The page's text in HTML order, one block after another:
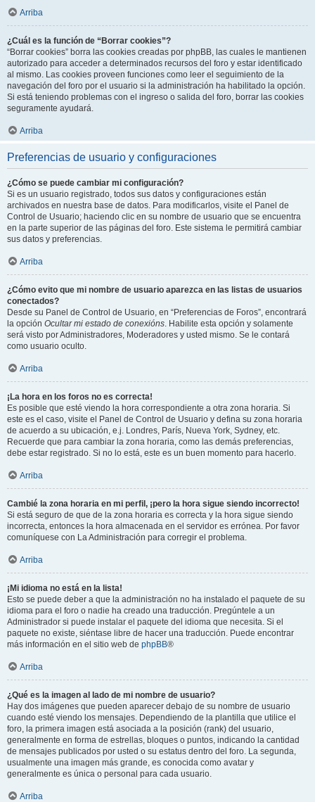
Arriba
¿Cuál es la función de “Borrar cookies”?
“Borrar cookies” borra las cookies creadas por phpBB, las cuales le mantienen
autorizado para acceder a determinados recursos del foro y estar identificado
al mismo. Las cookies proveen funciones como leer el seguimiento de la
navegación del foro por el usuario si la administración ha habilitado la opción.
Si está teniendo problemas con el ingreso o salida del foro, borrar las cookies
seguramente ayudará.
Arriba
Preferencias de usuario y configuraciones
¿Cómo se puede cambiar mi configuración?
Si es un usuario registrado, todos sus datos y configuraciones están
archivados en nuestra base de datos. Para modificarlos, visite el Panel de
Control de Usuario; haciendo clic en su nombre de usuario que se encuentra
en la parte superior de las páginas del foro. Este sistema le permitirá cambiar
sus datos y preferencias.
Arriba
¿Cómo evito que mi nombre de usuario aparezca en las listas de usuarios
conectados?
Desde su Panel de Control de Usuario, en “Preferencias de Foros”, encontrará
la opción Ocultar mi estado de conexións. Habilite esta opción y solamente
será visto por Administradores, Moderadores y usted mismo. Se le contará
como usuario oculto.
Arriba
¡La hora en los foros no es correcta!
Es posible que esté viendo la hora correspondiente a otra zona horaria. Si
este es el caso, visite el Panel de Control de Usuario y defina su zona horaria
de acuerdo a su ubicación, e.j. Londres, París, Nueva York, Sydney, etc.
Recuerde que para cambiar la zona horaria, como las demás preferencias,
debe estar registrado. Si no lo está, este es un buen momento para hacerlo.
Arriba
Cambié la zona horaria en mi perfil, ¡pero la hora sigue siendo incorrecto!
Si está seguro de que de la zona horaria es correcta y la hora sigue siendo
incorrecta, entonces la hora almacenada en el servidor es errónea. Por favor
comuníquese con La Administración para corregir el problema.
Arriba
¡Mi idioma no está en la lista!
Esto se puede deber a que la administración no ha instalado el paquete de su
idioma para el foro o nadie ha creado una traducción. Pregúntele a un
Administrador si puede instalar el paquete del idioma que necesita. Si el
paquete no existe, siéntase libre de hacer una traducción. Puede encontrar
más información en el sitio web de phpBB®
Arriba
¿Qué es la imagen al lado de mi nombre de usuario?
Hay dos imágenes que pueden aparecer debajo de su nombre de usuario
cuando esté viendo los mensajes. Dependiendo de la plantilla que utilice el
foro, la primera imagen está asociada a la posición (rank) del usuario,
generalmente en forma de estrellas, bloques o puntos, indicando la cantidad
de mensajes publicados por usted o su estatus dentro del foro. La segunda,
usualmente una imagen más grande, es conocida como avatar y
generalmente es única o personal para cada usuario.
Arriba